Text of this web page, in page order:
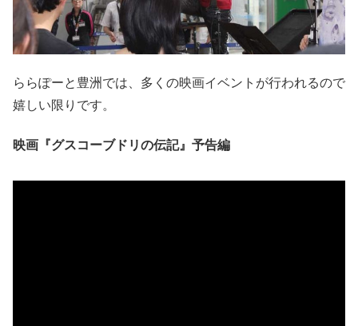
ららぽーと豊洲では、多くの映画イベントが行われるので
嬉しい限りです。
映画『グスコーブドリの伝記』予告編